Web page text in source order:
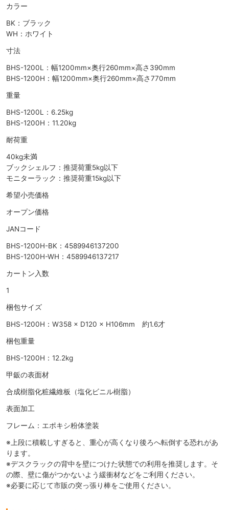
カラー
BK：ブラック
WH：ホワイト
寸法
BHS-1200L：幅1200mm×奥行260mm×高さ390mm
BHS-1200H：幅1200mm×奥行260mm×高さ770mm
重量
BHS-1200L：6.25kg
BHS-1200H：11.20kg
耐荷重
40kg未満
ブックシェルフ：推奨荷重5kg以下
モニターラック：推奨荷重15kg以下
希望小売価格
オープン価格
JANコード
BHS-1200H-BK：4589946137200
BHS-1200H-WH：4589946137217
カートン入数
1
梱包サイズ
BHS-1200H：W358 × D120 × H106mm 約1.6才
梱包重量
BHS-1200H：12.2kg
甲鈑の表面材
合成樹脂化粧繊維板（塩化ビニル樹脂）
表面加工
フレーム：エポキシ粉体塗装
※上段に積載しすぎると、重心が高くなり後ろへ転倒する恐れがあ
ります。
※デスクラックの背中を壁につけた状態での利用を推奨します。そ
の際、壁に傷がつかないよう緩衝材などをご利用ください。
※必要に応じて市販の突っ張り棒をご使用ください。